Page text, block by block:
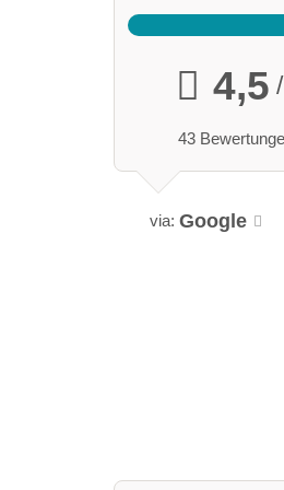
4,5
43
via: Google